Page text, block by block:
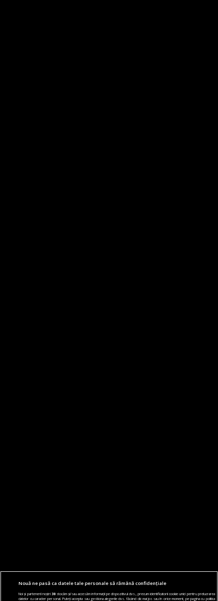
Nouă ne pasă ca datele tale personale să rămână confidențiale
Noi și partenerii noștri30stocăm și/sau accesăm informații pe dispozitivul dvs., precum identificatorii cookie unici pentru prelucrarea
datelor cu caracter personal. Puteți accepta sau gestiona alegerile dvs. făcând clic mai jos sau în orice moment, pe pagina cu politica